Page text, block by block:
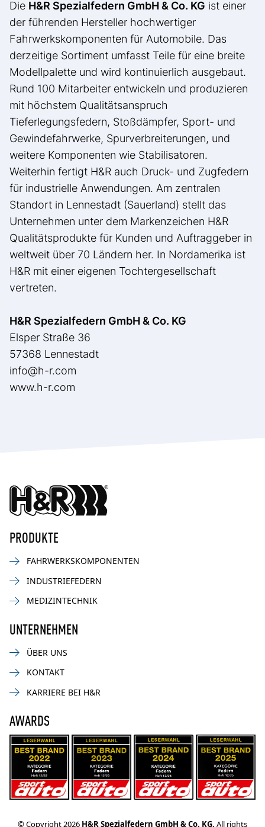
Die H&R Spezialfedern GmbH & Co. KG ist einer
der führenden Hersteller hochwertiger
Fahrwerkskomponenten für Automobile. Das
derzeitige Sortiment umfasst Teile für eine breite
Modellpalette und wird kontinuierlich ausgebaut.
Rund 100 Mitarbeiter entwickeln und produzieren
mit höchstem Qualitätsanspruch
Tieferlegungsfedern, Stoßdämpfer, Sport- und
Gewindefahrwerke, Spurverbreiterungen, und
weitere Komponenten wie Stabilisatoren.
Weiterhin fertigt H&R auch Druck- und Zugfedern
für industrielle Anwendungen. Am zentralen
Standort in Lennestadt (Sauerland) stellt das
Unternehmen unter dem Markenzeichen H&R
Qualitätsprodukte für Kunden und Auftraggeber in
weltweit über 70 Ländern her. In Nordamerika ist
H&R mit einer eigenen Tochtergesellschaft
vertreten.
H&R Spezialfedern GmbH & Co. KG
Elsper Straße 36
57368 Lennestadt
info@h-r.com
www.h-r.com
PRODUKTE
FAHRWERKSKOMPONENTEN
INDUSTRIEFEDERN
MEDIZINTECHNIK
UNTERNEHMEN
ÜBER UNS
KONTAKT
KARRIERE BEI H&R
AWARDS
© Copyright 2026 H&R Spezialfedern GmbH & Co. KG. All rights